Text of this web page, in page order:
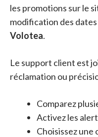
les promotions sur le
modification des
Volotea.
Le support client est
réclamation ou
Comparez
Activez les
Choisissez une